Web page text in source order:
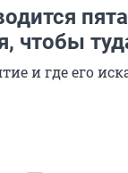
чтобы
и где его